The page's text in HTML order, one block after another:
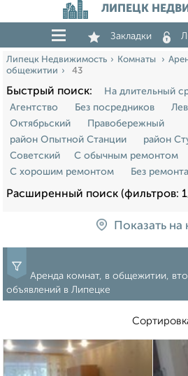
ЛИПЕЦК
Закладки
Липецк Недвижимость Комнаты
общежитии
43
Быстрый поиск: На длительный
Агентство
Без посредников
Октябрьский
Правобережный
район Опытной Станции
район
Советский
С обычным ремонтом
С хорошим ремонтом
Без ремонта
Расширенный поиск (фильтров:
Показать на
Аренда комнат, в общежитии,
объявлений в Липецке